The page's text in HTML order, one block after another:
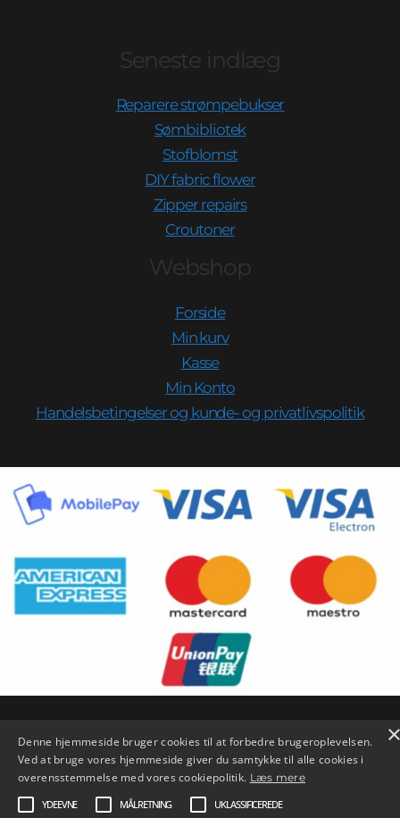
Seneste indlæg
Reparere strømpebukser
Sømbibliotek
Stofblomst
DIY fabric flower
Zipper repairs
Croutoner
Webshop
Forside
Min kurv
Kasse
Min Konto
Handelsbetingelser og kunde- og privatlivspolitik
Copyright © 2026 SySL |Credits
Denne hjemmeside bruger cookies til at forbedre brugeroplevelsen.
Ved at bruge vores hjemmeside giver du samtykke til alle cookies i
overensstemmelse med vores cookiepolitik. Læs mere
YDEEVNE
MÅLRETNING UKLASSIFICEREDE